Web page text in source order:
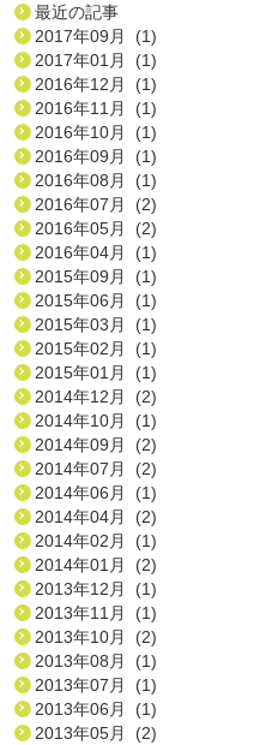
最近の記事
2017年09月 (1)
2017年01月 (1)
2016年12月 (1)
2016年11月 (1)
2016年10月 (1)
2016年09月 (1)
2016年08月 (1)
2016年07月 (2)
2016年05月 (2)
2016年04月 (1)
2015年09月 (1)
2015年06月 (1)
2015年03月 (1)
2015年02月 (1)
2015年01月 (1)
2014年12月 (2)
2014年10月 (1)
2014年09月 (2)
2014年07月 (2)
2014年06月 (1)
2014年04月 (2)
2014年02月 (1)
2014年01月 (2)
2013年12月 (1)
2013年11月 (1)
2013年10月 (2)
2013年08月 (1)
2013年07月 (1)
2013年06月 (1)
2013年05月 (2)